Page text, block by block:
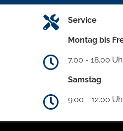
Service
Montag bis
7.00 - 18.00
Samstag
9.00 - 12.00